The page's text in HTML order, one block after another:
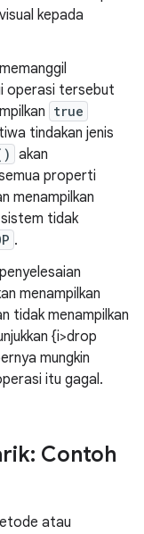
kepada
operasi tersebut
true
tindakan jenis
akan
properti
menampilkan
tidak
.
menampilkan
tidak menampilkan
{i>drop
mungkin
itu gagal.
Contoh
atau